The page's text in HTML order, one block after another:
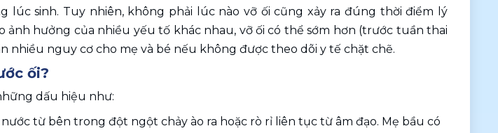
lúc sinh. Tuy nhiên, không phải lúc nào vỡ ối cũng xảy ra đúng thời điểm lý
hưởng của nhiều yếu tố khác nhau, vỡ ối có thể sớm hơn (trước tuần thai
nhiều nguy cơ cho mẹ và bé nếu không được theo dõi y tế chặt chẽ.
ối?
dấu hiệu như:
từ bên trong đột ngột chảy ào ra hoặc rò rỉ liên tục từ âm đạo. Mẹ bầu có